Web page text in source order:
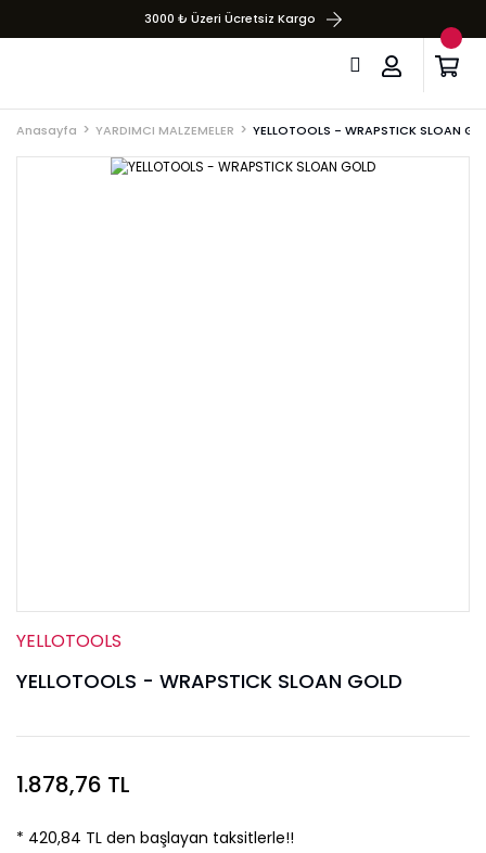
3000 ₺ Üzeri Ücretsiz Kargo
Anasayfa YARDIMCI MALZEMELER YELLOTOOLS - WRAPSTICK SLOAN
YELLOTOOLS
YELLOTOOLS - WRAPSTICK SLOAN GOLD
1.878,76 TL
* 420,84 TL den başlayan taksitlerle!!